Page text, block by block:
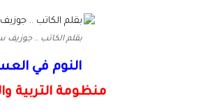
بقلم الكاتب ..
النوم في
منظومة التربية